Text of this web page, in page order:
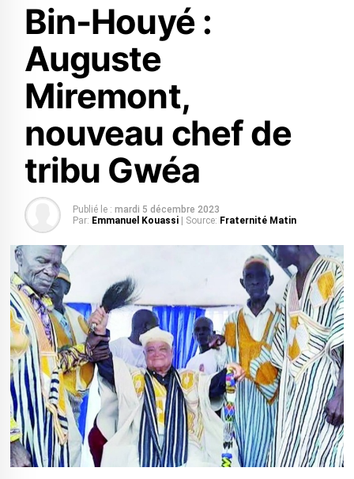
Bin-Houyé :
Auguste
Miremont,
nouveau chef de
tribu Gwéa
Publié le : mardi 5 décembre 2023
Par: Emmanuel Kouassi | Source: Fraternité Matin